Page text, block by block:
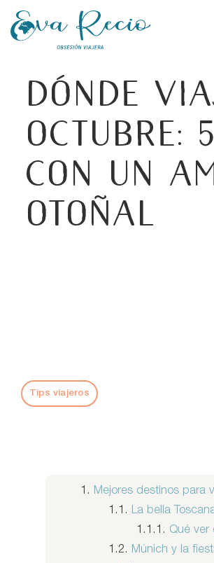
Dónde
Octubre:
con un
otoñal
Tips viajeros
1. Mejores destinos para
1.1. La bella
1.1.1. Qué ver
1.2. Múnich y la